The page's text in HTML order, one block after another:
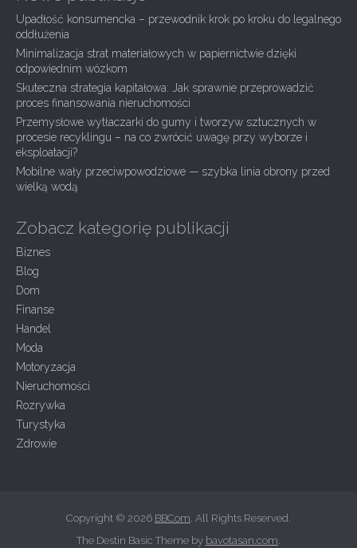
a
t
i
o
n
f
o
r
:
Upadłość konsumencka – przewodnik krok po kroku do legalnego
oddłużenia
Minimalizacja strat materiałowych w papiernictwie dzięki
odpowiednim wózkom
Skuteczna strategia kapitałowa: Jak sprawnie przeprowadzić
proces finansowania nieruchomości
Przemysłowe wytłaczarki do gumy i tworzyw sztucznych w
procesie recyklingu – na co zwrócić uwagę przy wyborze i
eksploatacji?
Mobilne wały przeciwpowodziowe — szybka linia obrony przed
wielką wodą
Zobacz kategorię publikacji
Biznes
Blog
Dom
Finanse
Handel
Moda
Motoryzacja
Nieruchomości
Rozrywka
Turystyka
Zdrowie
Copyright © 2026 BBCom. All Rights Reserved.
The Destin Basic Theme by bavotasan.com.